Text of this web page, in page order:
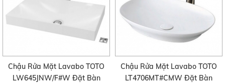
Chậu Rửa Mặt Lavabo TOTO
LW645JNW/F#W Đặt Bàn
Chậu Rửa Mặt Lavabo TOTO
LT4706MT#CMW Đặt Bàn